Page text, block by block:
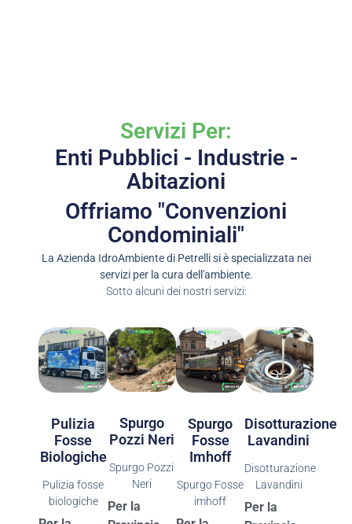
Servizi Per:
Enti Pubblici - Industrie -
Abitazioni
Offriamo "Convenzioni
Condominiali"
La Azienda IdroAmbiente di Petrelli si è specializzata nei
servizi per la cura dell'ambiente.
Sotto alcuni dei nostri servizi:
Pulizia
Fosse
Biologiche
Pulizia fosse
biologiche
Spurgo
Pozzi Neri
Spurgo Pozzi
Neri
Per la
Spurgo
Fosse
Imhoff
Spurgo Fosse
imhoff
Disotturazione
Lavandini
Disotturazione
Lavandini
Per la